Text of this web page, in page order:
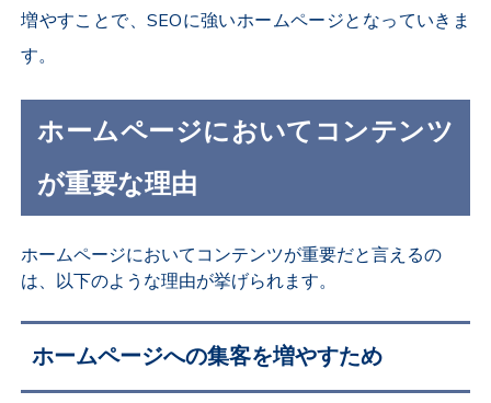
増やすことで、SEOに強いホームページとなっていきま
す。
ホームページにおいてコンテンツ
が重要な理由
ホームページにおいてコンテンツが重要だと言えるの
は、以下のような理由が挙げられます。
ホームページへの集客を増やすため